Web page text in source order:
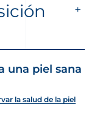
una piel sana
la salud de la piel